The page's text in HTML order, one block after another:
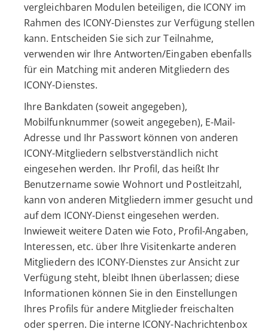
vergleichbaren Modulen beteiligen, die ICONY im
Rahmen des ICONY-Dienstes zur Verfügung stellen
kann. Entscheiden Sie sich zur Teilnahme,
verwenden wir Ihre Antworten/Eingaben ebenfalls
für ein Matching mit anderen Mitgliedern des
ICONY-Dienstes.
Ihre Bankdaten (soweit angegeben),
Mobilfunknummer (soweit angegeben), E-Mail-
Adresse und Ihr Passwort können von anderen
ICONY-Mitgliedern selbstverständlich nicht
eingesehen werden. Ihr Profil, das heißt Ihr
Benutzername sowie Wohnort und Postleitzahl,
kann von anderen Mitgliedern immer gesucht und
auf dem ICONY-Dienst eingesehen werden.
Inwieweit weitere Daten wie Foto, Profil-Angaben,
Interessen, etc. über Ihre Visitenkarte anderen
Mitgliedern des ICONY-Dienstes zur Ansicht zur
Verfügung steht, bleibt Ihnen überlassen; diese
Informationen können Sie in den Einstellungen
Ihres Profils für andere Mitglieder freischalten
oder sperren. Die interne ICONY-Nachrichtenbox